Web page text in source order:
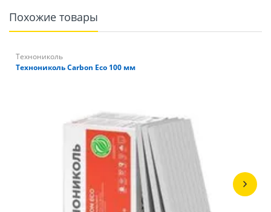
Похожие товары
Технониколь
Технониколь Carbon Eco 100 мм